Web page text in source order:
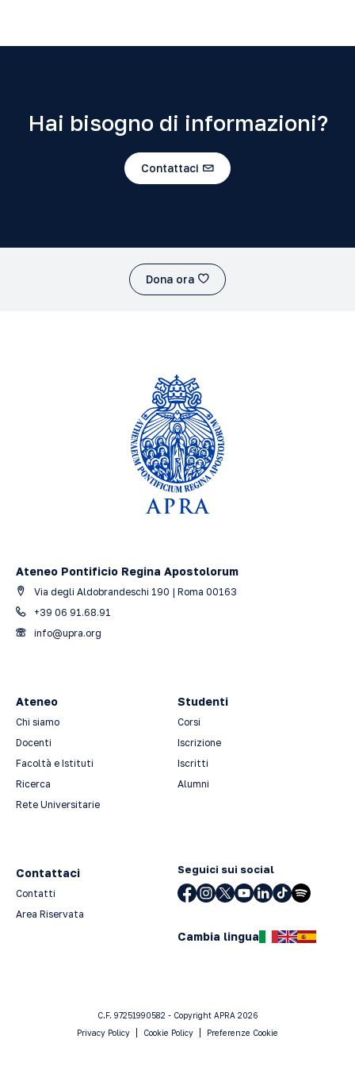
Hai bisogno di informazioni?
Contattaci
Dona ora
Ateneo Pontificio Regina Apostolorum
Via degli Aldobrandeschi 190 | Roma 00163
+39 06 91.68.91
info@upra.org
Ateneo
Chi siamo
Docenti
Facoltà e Istituti
Ricerca
Rete Universitarie
Studenti
Corsi
Iscrizione
Iscritti
Alumni
Contattaci
Contatti
Area Riservata
Seguici sui social
Cambia lingua
C.F. 97251990582 - Copyright APRA 2026
Privacy Policy
Cookie Policy Preferenze Cookie